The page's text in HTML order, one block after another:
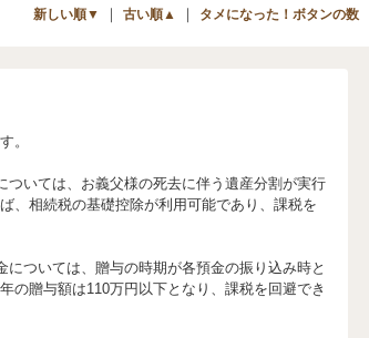
新しい順▼ ｜ 古い順▲ ｜ タメになった！ボタンの数
。
ついては、お義父様の死去に伴う遺産分割が実行
、相続税の基礎控除が利用可能であり、課税を
については、贈与の時期が各預金の振り込み時と
の贈与額は110万円以下となり、課税を回避でき